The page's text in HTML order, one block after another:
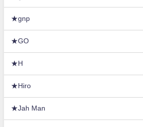
★gnp
★GO
★H
★Hiro
★Jah Man